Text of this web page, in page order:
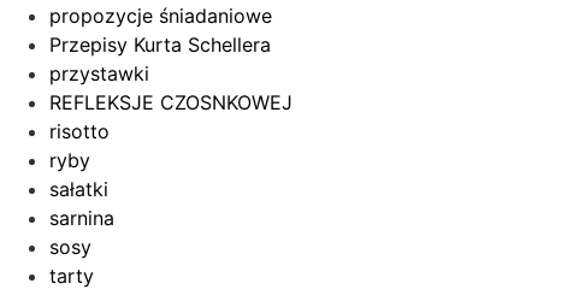
propozycje śniadaniowe
Przepisy Kurta Schellera
przystawki
REFLEKSJE CZOSNKOWEJ
risotto
ryby
sałatki
sarnina
sosy
tarty